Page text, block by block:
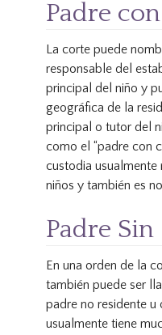
Padre
La corte puede
responsable del
principal del niño y
geográfica de la
principal o tutor del
como el “padre con
custodia usualmente
niños y también es
Padre
En una orden de la
también puede ser
padre no residente u
usualmente tiene